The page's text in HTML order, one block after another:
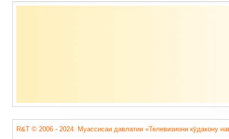
Содержимое
R&T © 2006 - 2024. Муассисаи давлатии «Телевизиони кӯдакону